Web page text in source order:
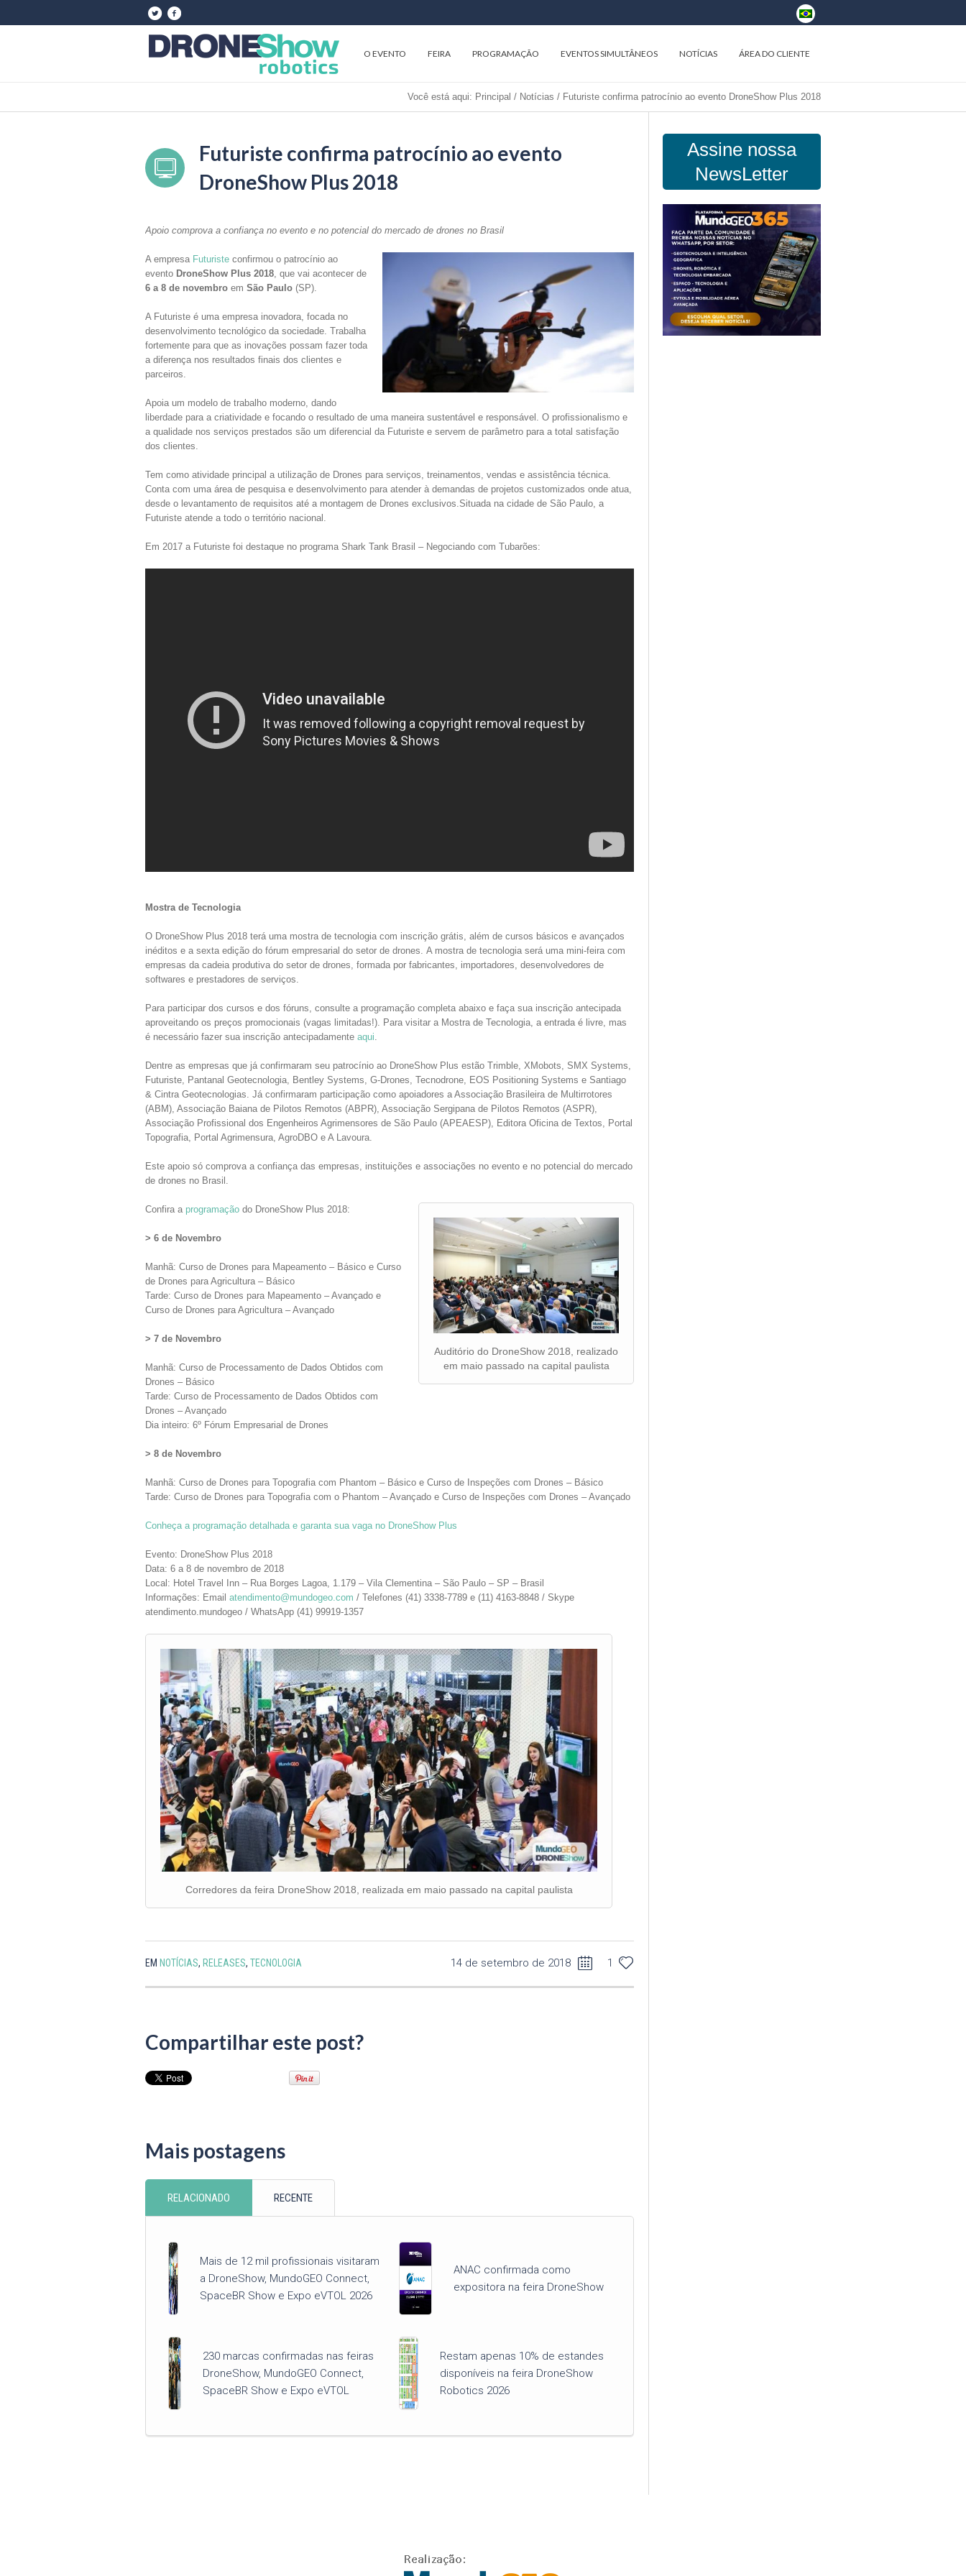
O EVENTO FEIRA PROGRAMAÇÃO EVENTOS SIMULTÂNEOS NOTÍCIAS ÁREA DO CLIENTE
Você está aqui: Principal / Notícias / Futuriste confirma patrocínio ao evento DroneShow Plus 2018
Futuriste confirma patrocínio ao evento
DroneShow Plus 2018
Apoio comprova a confiança no evento e no potencial do mercado de drones no Brasil
A empresa Futuriste confirmou o patrocínio ao
evento DroneShow Plus 2018, que vai acontecer de
6 a 8 de novembro em São Paulo (SP).
A Futuriste é uma empresa inovadora, focada no
desenvolvimento tecnológico da sociedade. Trabalha
fortemente para que as inovações possam fazer toda
a diferença nos resultados finais dos clientes e
parceiros.
Apoia um modelo de trabalho moderno, dando
liberdade para a criatividade e focando o resultado de uma maneira sustentável e responsável. O profissionalismo e
a qualidade nos serviços prestados são um diferencial da Futuriste e servem de parâmetro para a total satisfação
dos clientes.
Tem como atividade principal a utilização de Drones para serviços, treinamentos, vendas e assistência técnica.
Conta com uma área de pesquisa e desenvolvimento para atender à demandas de projetos customizados onde atua,
desde o levantamento de requisitos até a montagem de Drones exclusivos.Situada na cidade de São Paulo, a
Futuriste atende a todo o território nacional.
Em 2017 a Futuriste foi destaque no programa Shark Tank Brasil – Negociando com Tubarões:
Mostra de Tecnologia
O DroneShow Plus 2018 terá uma mostra de tecnologia com inscrição grátis, além de cursos básicos e avançados
inéditos e a sexta edição do fórum empresarial do setor de drones. A mostra de tecnologia será uma mini-feira com
empresas da cadeia produtiva do setor de drones, formada por fabricantes, importadores, desenvolvedores de
softwares e prestadores de serviços.
Para participar dos cursos e dos fóruns, consulte a programação completa abaixo e faça sua inscrição antecipada
aproveitando os preços promocionais (vagas limitadas!). Para visitar a Mostra de Tecnologia, a entrada é livre, mas
é necessário fazer sua inscrição antecipadamente aqui.
Dentre as empresas que já confirmaram seu patrocínio ao DroneShow Plus estão Trimble, XMobots, SMX Systems,
Futuriste, Pantanal Geotecnologia, Bentley Systems, G-Drones, Tecnodrone, EOS Positioning Systems e Santiago
& Cintra Geotecnologias. Já confirmaram participação como apoiadores a Associação Brasileira de Multirrotores
(ABM), Associação Baiana de Pilotos Remotos (ABPR), Associação Sergipana de Pilotos Remotos (ASPR),
Associação Profissional dos Engenheiros Agrimensores de São Paulo (APEAESP), Editora Oficina de Textos, Portal
Topografia, Portal Agrimensura, AgroDBO e A Lavoura.
Este apoio só comprova a confiança das empresas, instituições e associações no evento e no potencial do mercado
de drones no Brasil.
Auditório do DroneShow 2018, realizado
em maio passado na capital paulista
Confira a programação do DroneShow Plus 2018:
> 6 de Novembro
Manhã: Curso de Drones para Mapeamento – Básico e Curso
de Drones para Agricultura – Básico
Tarde: Curso de Drones para Mapeamento – Avançado e
Curso de Drones para Agricultura – Avançado
> 7 de Novembro
Manhã: Curso de Processamento de Dados Obtidos com
Drones – Básico
Tarde: Curso de Processamento de Dados Obtidos com
Drones – Avançado
Dia inteiro: 6º Fórum Empresarial de Drones
> 8 de Novembro
Manhã: Curso de Drones para Topografia com Phantom – Básico e Curso de Inspeções com Drones – Básico
Tarde: Curso de Drones para Topografia com o Phantom – Avançado e Curso de Inspeções com Drones – Avançado
Conheça a programação detalhada e garanta sua vaga no DroneShow Plus
Evento: DroneShow Plus 2018
Data: 6 a 8 de novembro de 2018
Local: Hotel Travel Inn – Rua Borges Lagoa, 1.179 – Vila Clementina – São Paulo – SP – Brasil
Informações: Email atendimento@mundogeo.com / Telefones (41) 3338-7789 e (11) 4163-8848 / Skype
atendimento.mundogeo / WhatsApp (41) 99919-1357
Corredores da feira DroneShow 2018, realizada em maio passado na capital paulista
14 de setembro de 2018 1
EM NOTÍCIAS, RELEASES, TECNOLOGIA
Compartilhar este post?
Mais postagens
RELACIONADO RECENTE
Mais de 12 mil profissionais visitaram
a DroneShow, MundoGEO Connect,
SpaceBR Show e Expo eVTOL 2026
ANAC confirmada como
expositora na feira DroneShow
230 marcas confirmadas nas feiras
DroneShow, MundoGEO Connect,
SpaceBR Show e Expo eVTOL
Restam apenas 10% de estandes
disponíveis na feira DroneShow
Robotics 2026
Assine nossa
NewsLetter